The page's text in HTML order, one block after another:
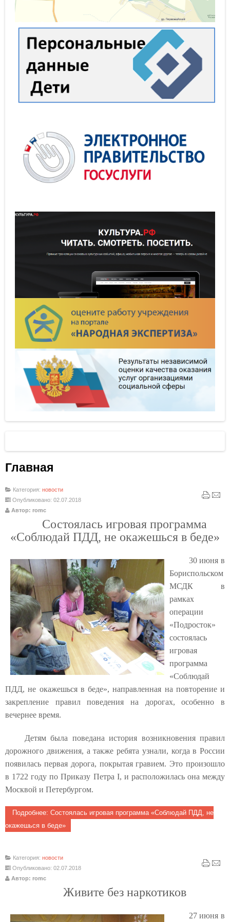
Главная
Категория: новости
Опубликовано: 02.07.2018
Автор: romc
Состоялась игровая программа
«Соблюдай ПДД, не окажешься в беде»
30 июня в
Бориспольском
МСДК в
рамках
операции
«Подросток»
состоялась
игровая
программа
«Соблюдай
ПДД, не окажешься в беде», направленная на повторение и
закрепление правил поведения на дорогах, особенно в
вечернее время.
Детям была поведана история возникновения правил
дорожного движения, а также ребята узнали, когда в России
появилась первая дорога, покрытая гравием. Это произошло
в 1722 году по Приказу Петра I, и расположилась она между
Москвой и Петербургом.
Подробнее: Состоялась игровая программа «Соблюдай ПДД, не
окажешься в беде»
Категория: новости
Опубликовано: 02.07.2018
Автор: romc
Живите без наркотиков
27 июня в